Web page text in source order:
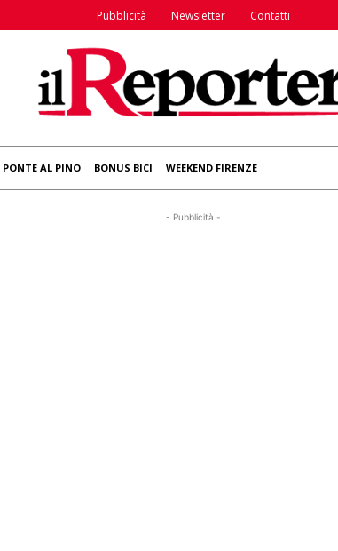
Pubblicità Newsletter Contatti
PONTE AL PINO BONUS BICI WEEKEND FIRENZE
- Pubblicità -